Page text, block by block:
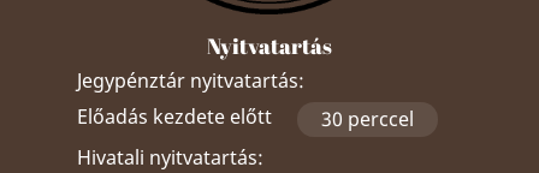
Nyitvatartás
Jegypénztár nyitvatartás:
Előadás kezdete előtt
30 perccel
Hivatali nyitvatartás: